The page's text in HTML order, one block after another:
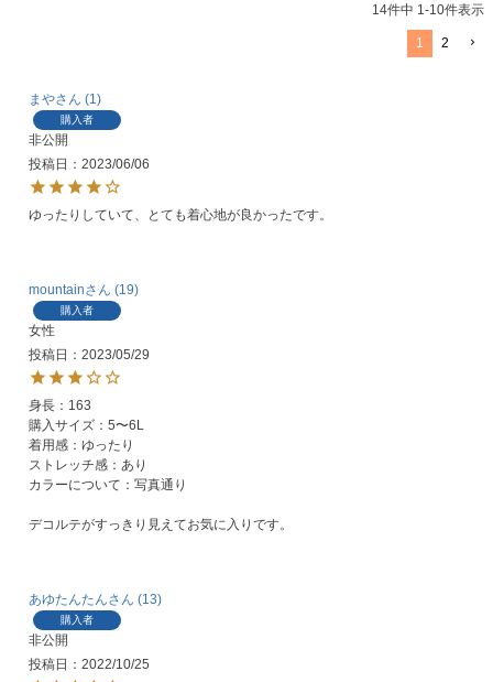
14件中 1-10件表示
1 2
まや 1
購入者
非公開
投稿日
2023/06/06
ゆったりしていて、とても着心地が良かったです。
mountain 19
購入者
女性
投稿日
2023/05/29
身長：163
購入サイズ：5〜6L
着用感：ゆったり
ストレッチ感：あり
カラーについて：写真通り
デコルテがすっきり見えてお気に入りです。
あゆたんたん 13
購入者
非公開
投稿日
2022/10/25